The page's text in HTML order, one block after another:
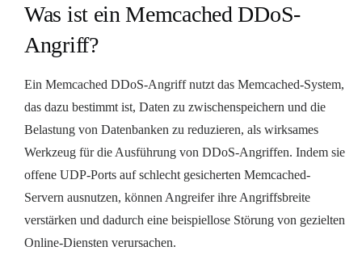
Was ist ein Memcached DDoS-
Angriff?
Ein Memcached DDoS-Angriff nutzt das Memcached-System,
das dazu bestimmt ist, Daten zu zwischenspeichern und die
Belastung von Datenbanken zu reduzieren, als wirksames
Werkzeug für die Ausführung von DDoS-Angriffen. Indem sie
offene UDP-Ports auf schlecht gesicherten Memcached-
Servern ausnutzen, können Angreifer ihre Angriffsbreite
verstärken und dadurch eine beispiellose Störung von gezielten
Online-Diensten verursachen.